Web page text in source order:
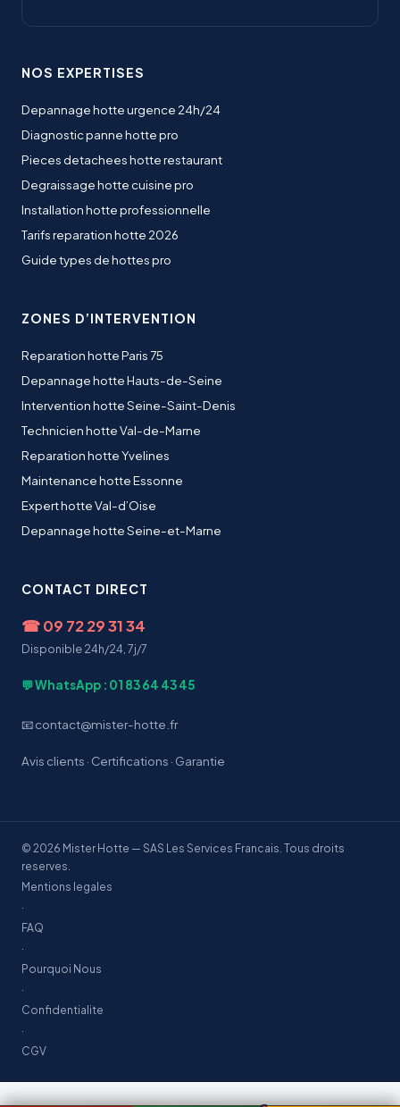
NOS EXPERTISES
Depannage hotte urgence 24h/24
Diagnostic panne hotte pro
Pieces detachees hotte restaurant
Degraissage hotte cuisine pro
Installation hotte professionnelle
Tarifs reparation hotte 2026
Guide types de hottes pro
ZONES D’INTERVENTION
Reparation hotte Paris 75
Depannage hotte Hauts-de-Seine
Intervention hotte Seine-Saint-Denis
Technicien hotte Val-de-Marne
Reparation hotte Yvelines
Maintenance hotte Essonne
Expert hotte Val-d’Oise
Depannage hotte Seine-et-Marne
CONTACT DIRECT
☎09 72 29 31 34
Disponible 24h/24, 7j/7
💬 WhatsApp : 01 83 64 43 45
📧 contact@mister-hotte.fr
Avis clients · Certifications · Garantie
© 2026 Mister Hotte — SAS Les Services Francais. Tous droits
reserves.
Mentions legales
·
FAQ
·
Pourquoi Nous
·
Confidentialite
·
CGV